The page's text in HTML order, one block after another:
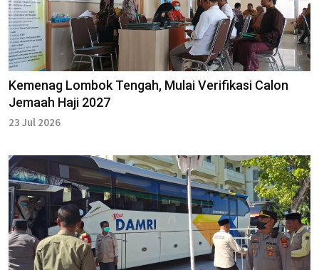
Kemenag Lombok Tengah, Mulai Verifikasi Calon
Jemaah Haji 2027
23 Jul 2026